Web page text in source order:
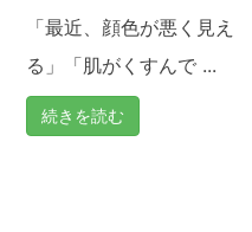
「最近、顔色が悪く見え
る」「肌がくすんで ...
続きを読む